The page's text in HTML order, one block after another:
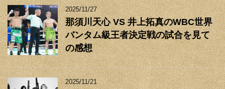
2025/11/27
那須川天心 VS 井上拓真のWBC世界
バンタム級王者決定戦の試合を見て
の感想
2025/11/21